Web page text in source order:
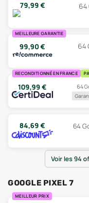
79,99 € 64
MEILLEURE GARANTIE
99,90€ 64
RECONDITIONNÉ EN FRANCE
109,99 € 64
84,69 € 64
Voir les 94
GOOGLE PIXEL 7
MEILLEUR PRIX